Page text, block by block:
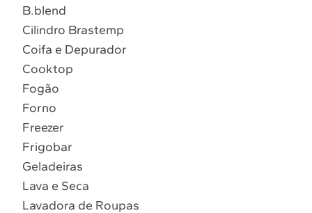
Atendimento Brastemp
Localizar assistência técnica
5 º Cooktop
6º Microondas Brastemp
7º Forno
8º Embutir
9º Combos
B.blend
Cilindro Brastemp
Coifa e Depurador
Cooktop
Fogão
Forno
Freezer
Frigobar
Geladeiras
Lava e Seca
Lavadora de Roupas